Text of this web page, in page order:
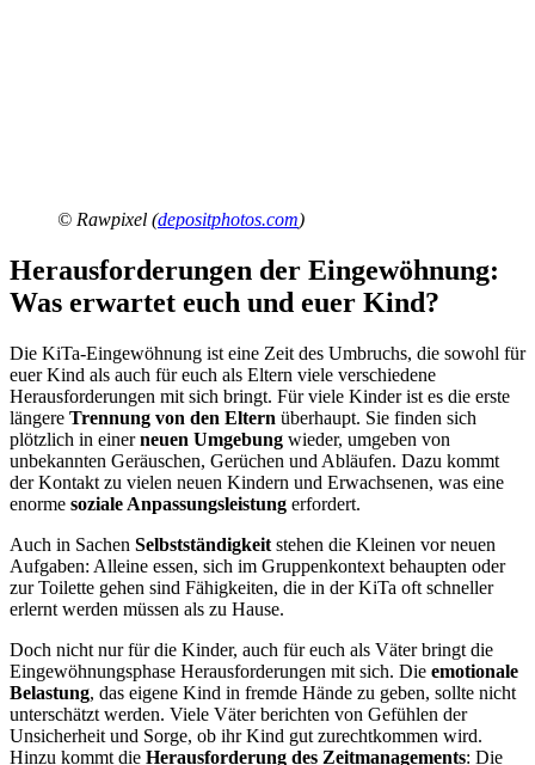
© Rawpixel (depositphotos.com)
Herausforderungen der Eingewöhnung:
Was erwartet euch und euer Kind?
Die KiTa-Eingewöhnung ist eine Zeit des Umbruchs, die sowohl für
euer Kind als auch für euch als Eltern viele verschiedene
Herausforderungen mit sich bringt. Für viele Kinder ist es die erste
längere Trennung von den Eltern überhaupt. Sie finden sich
plötzlich in einerneuen Umgebung wieder, umgeben von
unbekannten Geräuschen, Gerüchen und Abläufen. Dazu kommt
der Kontakt zu vielen neuen Kindern und Erwachsenen, was eine
enorme soziale Anpassungsleistung erfordert.
Auch in Sachen Selbstständigkeit stehen die Kleinen vor neuen
Aufgaben: Alleine essen, sich im Gruppenkontext behaupten oder
zur Toilette gehen sind Fähigkeiten, die in der KiTa oft schneller
erlernt werden müssen als zu Hause.
Doch nicht nur für die Kinder, auch für euch als Väter bringt die
Eingewöhnungsphase Herausforderungen mit sich. Die emotionale
Belastung, das eigene Kind in fremde Hände zu geben, sollte nicht
unterschätzt werden. Viele Väter berichten von Gefühlen der
Unsicherheit und Sorge, ob ihr Kind gut zurechtkommen wird.
Hinzu kommt die Herausforderung des Zeitmanagements: Die